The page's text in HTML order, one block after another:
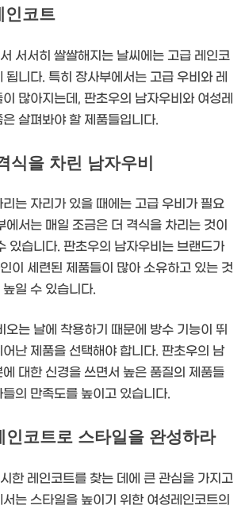
인코트
서서히 쌀쌀해지는 날씨에는 고급 레인코
됩니다. 특히 장사부에서는 고급 우비와 레
많아지는데, 판초우의 남자우비와 여성레
살펴봐야 할 제품들입니다.
식을 차린 남자우비
는 자리가 있을 때에는 고급 우비가 필요
에서는 매일 조금은 더 격식을 차리는 것이
있습니다. 판초우의 남자우비는 브랜드가
이 세련된 제품들이 많아 소유하고 있는 것
일 수 있습니다.
오는 날에 착용하기 때문에 방수 기능이 뛰
난 제품을 선택해야 합니다. 판초우의 남
대한 신경을 쓰면서 높은 품질의 제품들
의 만족도를 높이고 있습니다.
인코트로 스타일을 완성하라
한 레인코트를 찾는 데에 큰 관심을 가지고
는 스타일을 높이기 위한 여성레인코트의